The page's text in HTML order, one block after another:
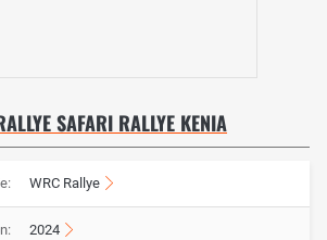
SAFARI RALLYE KENIA
WRC Rallye
2024